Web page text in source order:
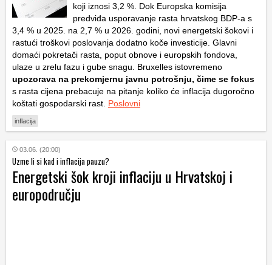
koji iznosi 3,2 %. Dok Europska komisija
predviđa usporavanje rasta hrvatskog BDP-a s
3,4 % u 2025. na 2,7 % u 2026. godini, novi energetski šokovi i
rastući troškovi poslovanja dodatno koče investicije. Glavni
domaći pokretači rasta, poput obnove i europskih fondova,
ulaze u zrelu fazu i gube snagu. Bruxelles istovremeno
upozorava na prekomjernu javnu potrošnju, čime se fokus
s rasta cijena prebacuje na pitanje koliko će inflacija dugoročno
koštati gospodarski rast. Poslovni
inflacija
03.06. (20:00)
Uzme li si kad i inflacija pauzu?
Energetski šok kroji inflaciju u Hrvatskoj i
europodručju